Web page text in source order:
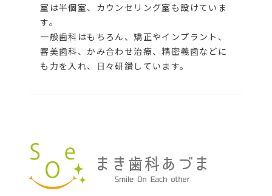
室は半個室、カウンセリング室も設けていま
す。
一般歯科はもちろん、矯正やインプラント、
審美歯科、かみ合わせ治療、精密義歯などに
も力を入れ、日々研鑽しています。